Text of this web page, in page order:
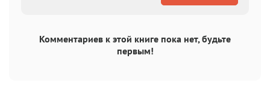
Комментариев к этой книге пока нет, будьте
первым!